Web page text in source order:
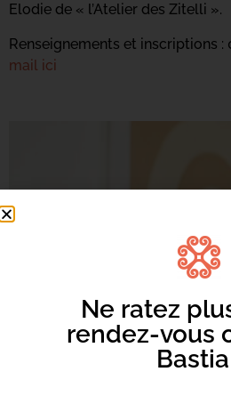
Elodie de « l’Atelier des Zitelli ».
Renseignements et inscriptions :
mail ici
Ne ratez
rendez-vous